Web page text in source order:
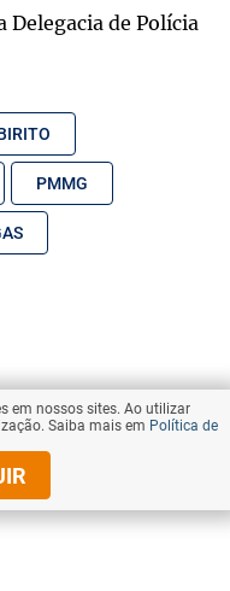
Delegacia de Polícia
PMMG
em nossos sites. Ao utilizar
Saiba mais em Política de